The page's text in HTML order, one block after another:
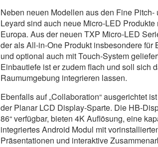
Neben neuen Modellen aus den Fine
Leyard sind auch neue Micro-LED
Europa. Aus der neuen TXP Micro-LED
der als All-in-One Produkt insbesondere für
und optional auch mit Touch-System
Einbautiefe ist er zudem flach und soll sich
Raumumgebung integrieren lassen.
Ebenfalls auf „Collaboration“ ausgerichtet
der Planar LCD Display-Sparte. Die HB-
86“ verfügbar, bieten 4K Auflösung, eine
integriertes Android Modul mit
Präsentationen und interaktive